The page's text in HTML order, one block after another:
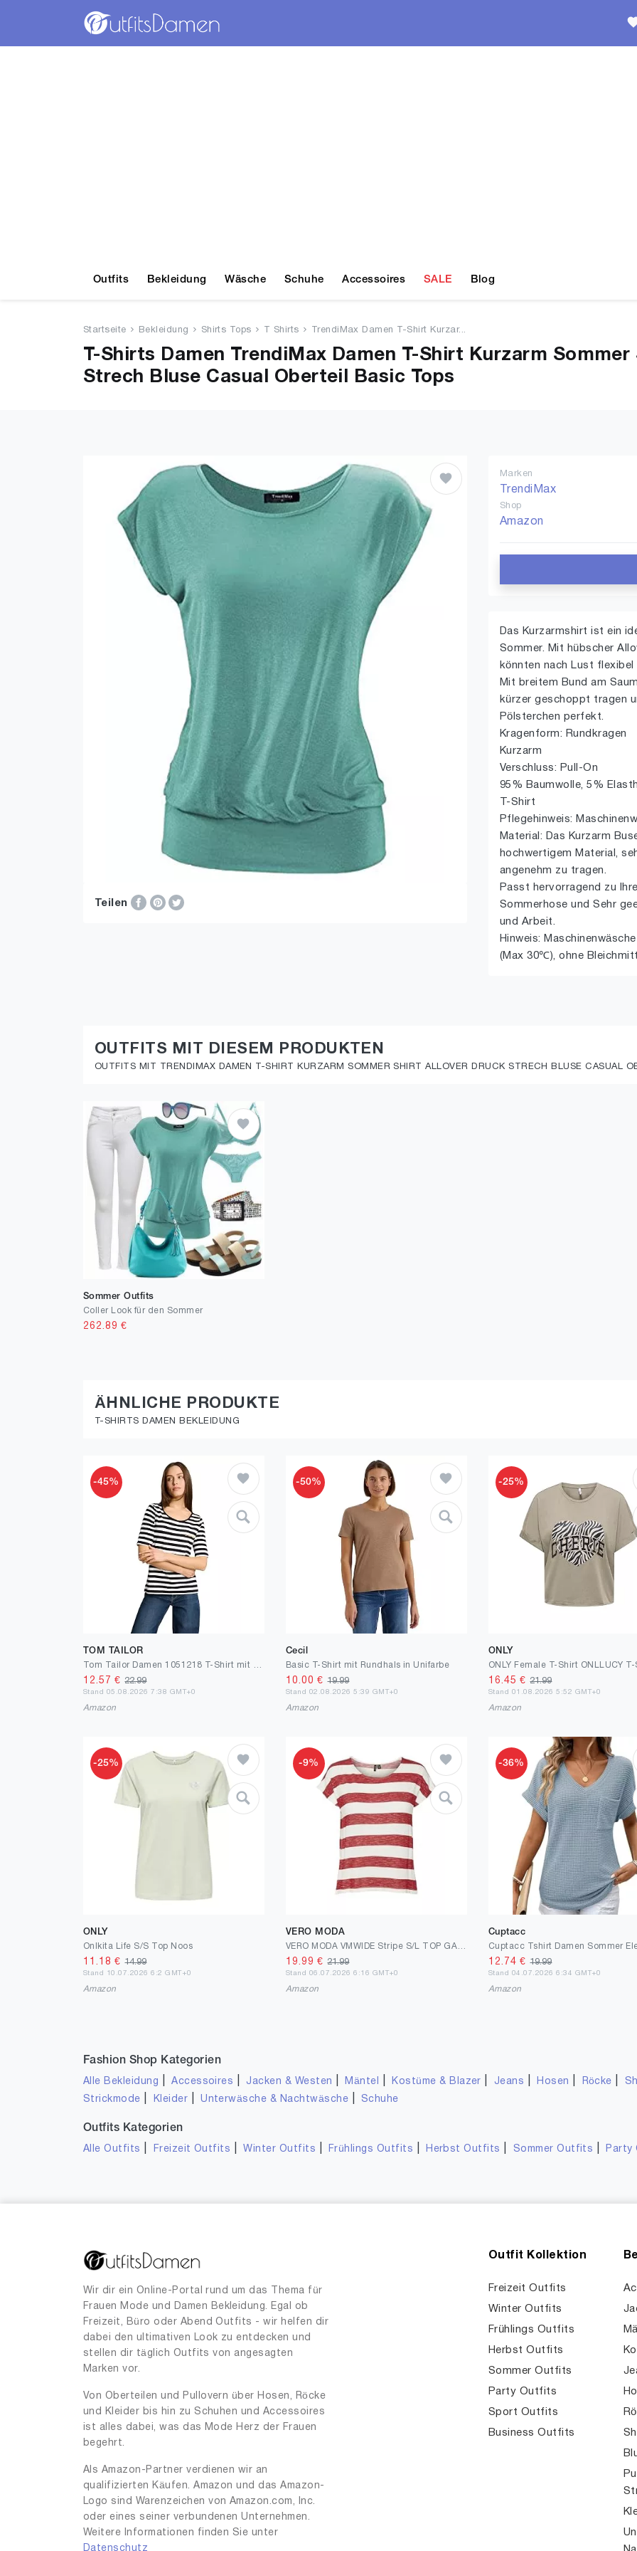
Outfits Bekleidung Wäsche Schuhe Accessoires SALE Blog
Startseite Bekleidung Shirts Tops T Shirts TrendiMax Damen T-Shirt Kurzar...
T-Shirts Damen TrendiMax Damen T-Shirt Kurzarm
Strech Bluse Casual Oberteil Basic Tops
Teilen
Marken
TrendiMax
Shop
Amazon
Das Kurzarmshirt ist ein
Sommer. Mit hübscher
könnten nach Lust flexibel
Mit breitem Bund am
kürzer geschoppt tragen
Pölsterchen perfekt.
Kragenform: Rundkragen
Kurzarm
Verschluss: Pull-On
95% Baumwolle, 5%
T-Shirt
Pflegehinweis:
Material: Das Kurzarm
hochwertigem Material,
angenehm zu tragen.
Passt hervorragend zu
Sommerhose und Sehr
und Arbeit.
Hinweis:
(Max 30℃), ohne
OUTFITS MIT DIESEM PRODUKTEN
OUTFITS MIT TRENDIMAX DAMEN T-SHIRT KURZARM SOMMER SHIRT ALLOVER DRUCK STRECH BLUSE CASUAL
Sommer Outfits
Coller Look für den Sommer
262.89 €
ÄHNLICHE PRODUKTE
T-SHIRTS DAMEN BEKLEIDUNG
-45%
TOM TAILOR
12.57 €22.99
Stand 05.08.2026 7:38 GMT+0
Amazon
-50%
Cecil
Basic T-Shirt mit Rundhals in Unifarbe
10.00 €19.99
Stand 02.08.2026 5:39 GMT+0
Amazon
-25%
ONLY
16.45 €21.99
Stand 01.08.2026 5:52 GMT+0
Amazon
-25%
ONLY
Onlkita Life S/S Top Noos
11.18 €14.99
Stand 10.07.2026 6:2 GMT+0
Amazon
-9%
VERO MODA
19.99 €21.99
Stand 06.07.2026 6:16 GMT+0
Amazon
-36%
Cuptacc
12.74 €19.99
Stand 04.07.2026 6:34 GMT+0
Amazon
Fashion Shop Kategorien
Alle Bekleidung |Accessoires Jacken & Westen Mäntel Kostüme & Blazer Jeans Hosen Röcke
Strickmode
Kleider |Unterwäsche & Nachtwäsche Schuhe
Outfits Kategorien
Alle Outfits Freizeit Outfits |Winter Outfits Frühlings Outfits Herbst Outfits Sommer Outfits Party
Wir dir ein Online-Portal rund um das Thema für
Frauen Mode und Damen Bekleidung. Egal ob
Freizeit, Büro oder Abend Outfits - wir helfen dir
dabei den ultimativen Look zu entdecken und
stellen dir täglich Outfits von angesagten
Marken vor.
Von Oberteilen und Pullovern über Hosen, Röcke
und Kleider bis hin zu Schuhen und Accessoires
ist alles dabei, was das Mode Herz der Frauen
begehrt.
Als Amazon-Partner verdienen wir an
qualifizierten Käufen. Amazon und das Amazon-
Logo sind Warenzeichen von Amazon.com, Inc.
oder eines seiner verbundenen Unternehmen.
Weitere Informationen finden Sie unter
Datenschutz
Outfit Kollektion
Freizeit Outfits
Winter Outfits
Frühlings Outfits
Herbst Outfits
Sommer Outfits
Party Outfits
Sport Outfits
Business Outfits